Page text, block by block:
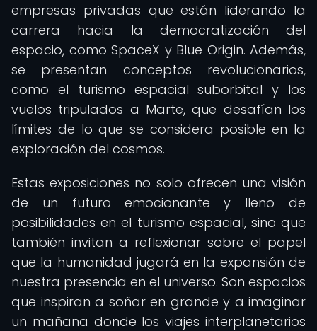
empresas privadas que están liderando la
carrera hacia la democratización del
espacio, como SpaceX y Blue Origin. Además,
se presentan conceptos revolucionarios,
como el turismo espacial suborbital y los
vuelos tripulados a Marte, que desafían los
límites de lo que se considera posible en la
exploración del cosmos.
Estas exposiciones no solo ofrecen una visión
de un futuro emocionante y lleno de
posibilidades en el turismo espacial, sino que
también invitan a reflexionar sobre el papel
que la humanidad jugará en la expansión de
nuestra presencia en el universo. Son espacios
que inspiran a soñar en grande y a imaginar
un mañana donde los viajes interplanetarios